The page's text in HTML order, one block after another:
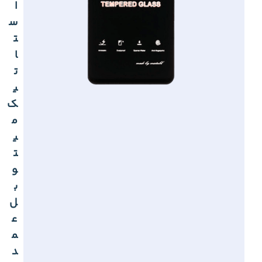
ا
س
ت
ا
ت
ی
ک
م
ی
ت
و
ب
ل
ع
م
د